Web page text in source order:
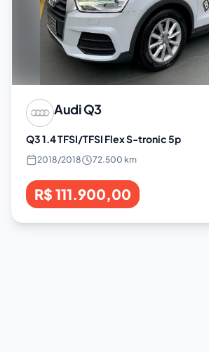
AudiQ3
Q3 1.4 TFSI/TFSI Flex S-tronic 5p
2018/2018 72.500 km
R$ 111.900,00